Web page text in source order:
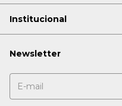
Institucional
Newsletter